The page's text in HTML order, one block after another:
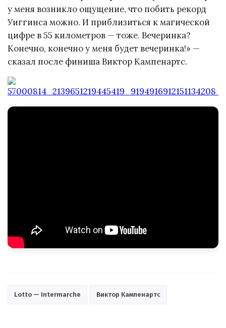
у меня возникло ощущение, что побить рекорд
Уиггинса можно. И приблизиться к магической
цифре в 55 километров — тоже. Вечеринка?
Конечно, конечно у меня будет вечеринка!» —
сказал после финиша Виктор Кампенартс.
Lotto — Intermarche Виктор Кампенартс